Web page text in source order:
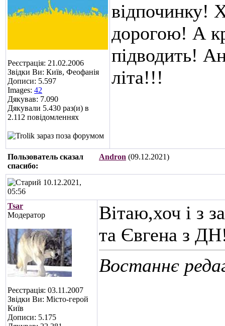
Реєстрація: 21.02.2006
Звідки Ви: Київ, Феофанія
Дописи: 5.597
Images: 42
Дякував: 7.090
Дякували 5.430 раз(и) в
2.112 повідомленнях
відпочинку!
дорогою! А
підводить!
літа!!!
Пользователь сказал
cпасибо:
Andron (09.12.2021)
10.12.2021,
05:56
Tsar
Модератор
Реєстрація: 03.11.2007
Звідки Ви: Місто-герой
Київ
Дописи: 5.175
Вітаю,хоч і з
та Євгена з
Востаннє